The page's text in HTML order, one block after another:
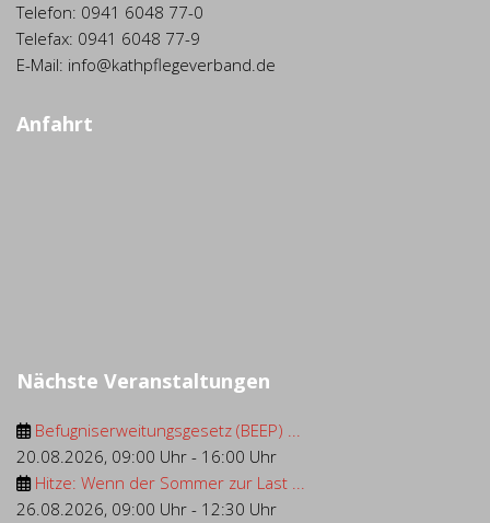
Telefon: 0941 6048 77-0
Telefax: 0941 6048 77-9
E-Mail: info@kathpflegeverband.de
Anfahrt
Nächste Veranstaltungen
Befugniserweitungsgesetz (BEEP) ...
20.08.2026, 09:00 Uhr - 16:00 Uhr
Hitze: Wenn der Sommer zur Last ...
26.08.2026, 09:00 Uhr - 12:30 Uhr